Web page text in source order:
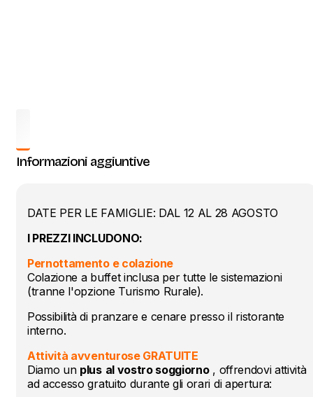
Informazioni aggiuntive
DATE PER LE FAMIGLIE: DAL 12 AL 28 AGOSTO
I PREZZI INCLUDONO:
Pernottamento e colazione
Colazione a buffet inclusa per tutte le sistemazioni
(tranne l'opzione Turismo Rurale).
Possibilità di pranzare e cenare presso il ristorante
interno.
Attività avventurose GRATUITE
Diamo un plus al vostro soggiorno , offrendovi attività
ad accesso gratuito durante gli orari di apertura: